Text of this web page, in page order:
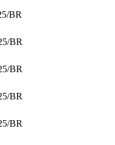
/BR
/BR
/BR
/BR
/BR